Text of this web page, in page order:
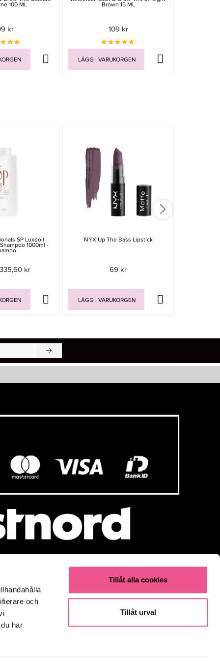
och
har
Tillåt alla cookies
Tillåt urval
100 ML
kr
Brown 15 ML
109 kr
LÄGG I VARUKORGEN
SP Luxeoil
1000ml -
335,60 kr
NYX Up The Bass Lipstick
69 kr
LÄGG I VARUKORGEN
Populärt
Parfym